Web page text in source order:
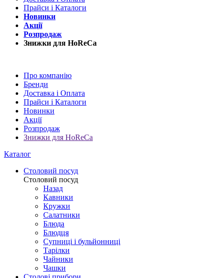
Прайси і Каталоги
Новинки
Акції
Розпродаж
Знижки для HoReCa
Про компанію
Бренди
Доставка і Оплата
Прайси і Каталоги
Новинки
Акції
Розпродаж
Знижки для HoReCa
Каталог
Столовий посуд
Столовий посуд
Назад
Кавники
Кружки
Салатники
Блюда
Блюдця
Супниці і бульйонниці
Тарілки
Чайники
Чашки